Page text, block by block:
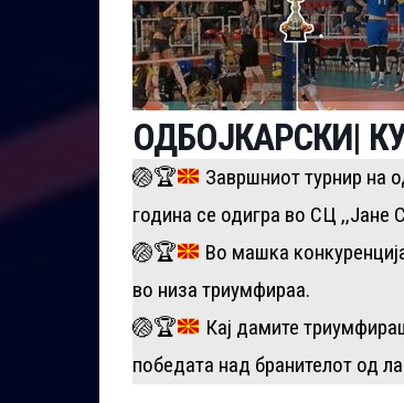
ОДБОЈКАРСКИ|
🏐🏆
Завршниот турнир на
година се одигра во СЦ ,,Јане
🏐🏆
Во машка
во низа триумфираа.
🏐🏆
Кај дамите
победата над бранителот од